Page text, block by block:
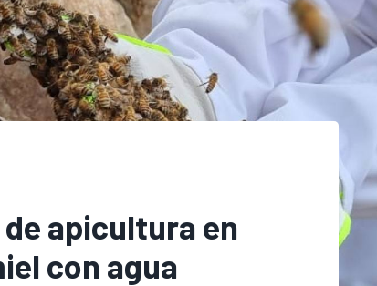
apicultura en
con agua